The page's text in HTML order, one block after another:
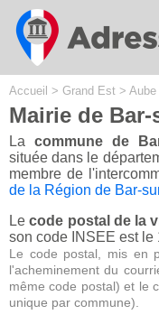
Accueil > Grand Est > Aube
Mairie de
La commune de
située dans le
membre de
de la Région de Bar-
Lecode postal de la
son code INSEE est le
Le code postal, mis en
l'acheminement du
même code postal) et le
unique par commune).
Cookies management